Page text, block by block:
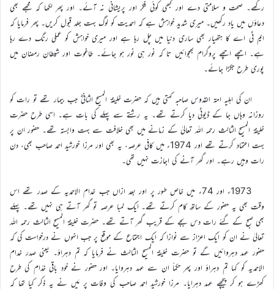
رکھے۔ صحت و سلامتی دے اور کبھی کوئی فکر اور پریشانی نہ آئے۔ اور پھر لکھا کہ مجھے بھی
دعاؤں میں یاد رکھیں۔ میری شدید خواہش ہے کہ احمدیت کو لوگ بہت جلد قبول کریں۔ پھر فرمایا کہ
ایم ٹی اے کا ہتھیار بھی ساری دنیا میں چل رہا ہے اور میری خواہش کو عملی رنگ دے رہا
ہے۔ اچھے اچھے پروگرام بھجوائیں تا کہ نور ہی نور ہو جائے۔ طاغوت اور شیطان رمضان میں
پوری طرح جکڑا جائے۔
ان کی اہلیہ امۃ القدوس صاحبہ کہتی ہیں کہ حضرت خلیفۃ المسیح الثانیؓ جب بیمار تھے تو رات کو
روزانہ وہاں جا کے ڈیوٹی دیا کرتے تھے۔ یہ رشتے سے پہلے کی بات ہے۔ اسی طرح حضرت
خلیفۃ المسیح الثالث رحمہ اللہ تعالیٰ کے زمانے میں بھی خلافت سے بہت وابستہ تھے۔ حضور ان پر
بہت اعتماد کرتے تھے اور 1974ء میں کافی عرصہ، یہ بھی اور مرزا خورشید احمد صاحب بھی، دن
رات وہیں رہے۔ اور گھر آنے کی اجازت نہیں تھی۔
1973ء اور 74ء میں خاص طور پر اور بعد ازاں جب خدام الاحمدیہ کے صدر تھے اس
وقت بھی یہ حضور کے ساتھ کام کرتے تھے۔ ایک لمبا عرصہ تو گھر آتے ہی نہیں تھے۔ پہلے
بھی صبح کے گئے رات دس بجے کے قریب گھر آتے تھے۔ حضرت خلیفۃ المسیح الثالث رحمہ اللہ
تعالیٰ نے ان کو ایک اعزاز سے نوازا کہ ایک اجتماع کے موقع پر جب انہوں نے درخواست کی کہ
حضور عہد دہروائیں گے تو حضرت خلیفۃ المسیح الثالث نے فرمایا کہ تم دہراؤ۔ یعنی صدر خدام
الاحمدیہ کو کہا تم دہراؤ اور پھر حکماً ان سے عہد دہروایا۔ اور حضور نے خود باقی خدّام کی طرح
کھڑے ہو کر پیچھے عہد دہرایا۔ مرزا خورشید احمد صاحب کی وفات پر مَیں نے یہ ذکر کیا تھا کہ